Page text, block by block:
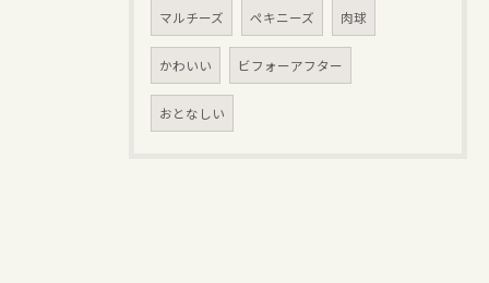
マルチーズ ペキニーズ 肉球
かわいい ビフォーアフター
おとなしい